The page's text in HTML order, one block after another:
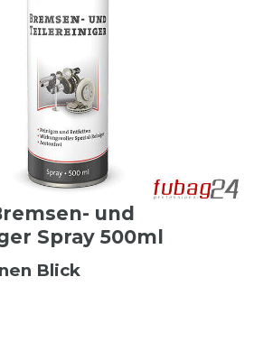
und
Spray 500ml
Blick